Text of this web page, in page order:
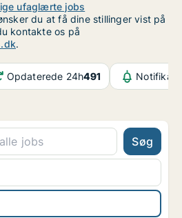
ufaglærte jobs
du at få dine stillinger vist på
kontakte os på
.
Opdaterede 24h491
Søg